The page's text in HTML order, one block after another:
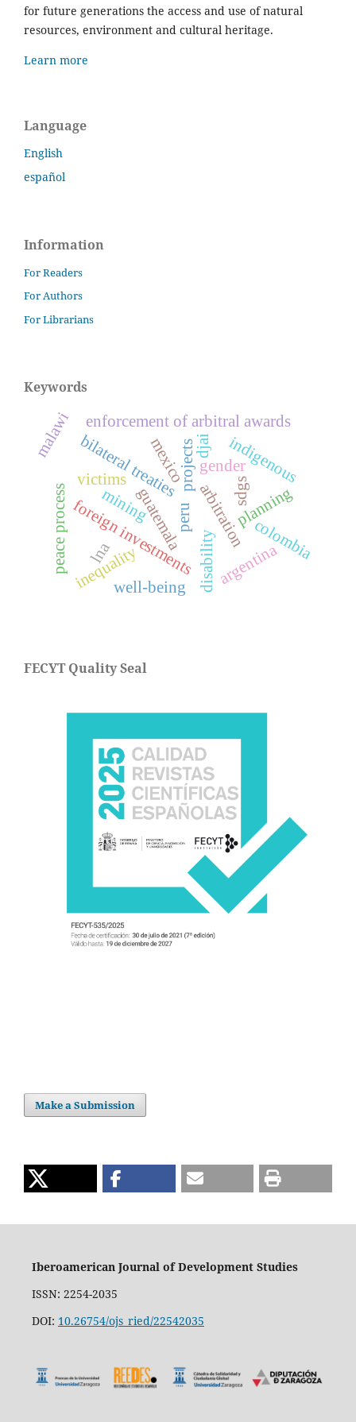
for future generations the access and use of natural
resources, environment and cultural heritage.
Learn more
Language
English
español
Information
For Readers
For Authors
For Librarians
Keywords
gender
planning
projects indigenous
guatemala
foreign investmentsarbitration
bilateral treaties
enforcement of arbitral awards
mining
inequality
peru colombia
disability
peace process
victims
djai
lna argentina
well-being
mexico
malawi
sdgs
FECYT Quality Seal
Make a Submission
Iberoamerican Journal of Development Studies
ISSN: 2254-2035
DOI: 10.26754/ojs_ried/22542035